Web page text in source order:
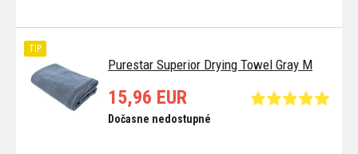
Purestar Superior Drying Towel Gray M
TIP
15,96 EUR
Dočasne nedostupné